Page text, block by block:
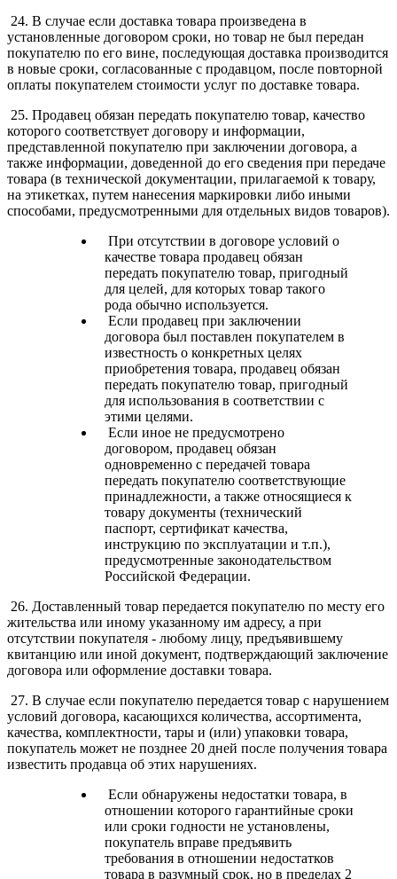
24. В случае если доставка товара произведена в
установленные договором сроки, но товар не был передан
покупателю по его вине, последующая доставка производится
в новые сроки, согласованные с продавцом, после повторной
оплаты покупателем стоимости услуг по доставке товара.
25. Продавец обязан передать покупателю товар, качество
которого соответствует договору и информации,
представленной покупателю при заключении договора, а
также информации, доведенной до его сведения при передаче
товара (в технической документации, прилагаемой к товару,
на этикетках, путем нанесения маркировки либо иными
способами, предусмотренными для отдельных видов товаров).
При отсутствии в договоре условий о
качестве товара продавец обязан
передать покупателю товар, пригодный
для целей, для которых товар такого
рода обычно используется.
Если продавец при заключении
договора был поставлен покупателем в
известность о конкретных целях
приобретения товара, продавец обязан
передать покупателю товар, пригодный
для использования в соответствии с
этими целями.
Если иное не предусмотрено
договором, продавец обязан
одновременно с передачей товара
передать покупателю соответствующие
принадлежности, а также относящиеся к
товару документы (технический
паспорт, сертификат качества,
инструкцию по эксплуатации и т.п.),
предусмотренные законодательством
Российской Федерации.
26. Доставленный товар передается покупателю по месту его
жительства или иному указанному им адресу, а при
отсутствии покупателя - любому лицу, предъявившему
квитанцию или иной документ, подтверждающий заключение
договора или оформление доставки товара.
27. В случае если покупателю передается товар с нарушением
условий договора, касающихся количества, ассортимента,
качества, комплектности, тары и (или) упаковки товара,
покупатель может не позднее 20 дней после получения товара
известить продавца об этих нарушениях.
Если обнаружены недостатки товара, в
отношении которого гарантийные сроки
или сроки годности не установлены,
покупатель вправе предъявить
требования в отношении недостатков
товара в разумный срок, но в пределах 2